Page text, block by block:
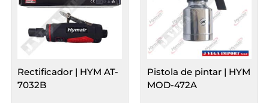
Rectificador | HYM AT-
7032B
Pistola de pintar | HYM
MOD-472A